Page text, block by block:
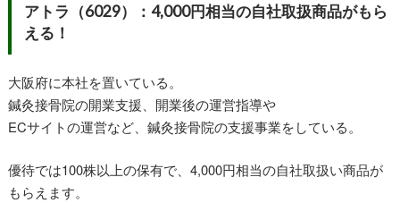
アトラ（6029）：4,000円相当の自社取扱商品がもら
える！
大阪府に本社を置いている。
鍼灸接骨院の開業支援、開業後の運営指導や
ECサイトの運営など、鍼灸接骨院の支援事業をしている。
優待では100株以上の保有で、4,000円相当の自社取扱い商品が
もらえます。